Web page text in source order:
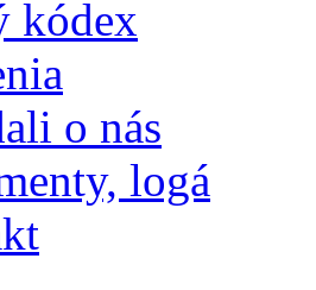
kódex
o nás
logá